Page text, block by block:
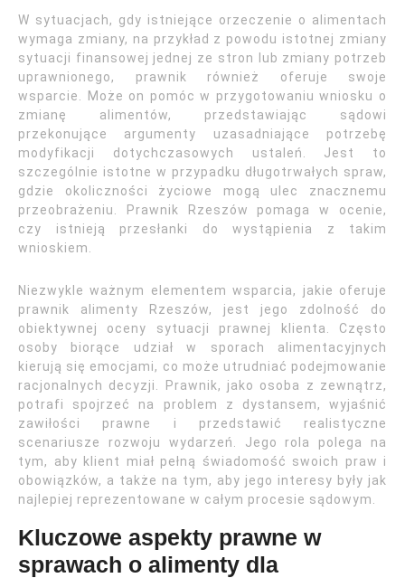
W sytuacjach, gdy istniejące orzeczenie o alimentach
wymaga zmiany, na przykład z powodu istotnej zmiany
sytuacji finansowej jednej ze stron lub zmiany potrzeb
uprawnionego, prawnik również oferuje swoje
wsparcie. Może on pomóc w przygotowaniu wniosku o
zmianę alimentów, przedstawiając sądowi
przekonujące argumenty uzasadniające potrzebę
modyfikacji dotychczasowych ustaleń. Jest to
szczególnie istotne w przypadku długotrwałych spraw,
gdzie okoliczności życiowe mogą ulec znacznemu
przeobrażeniu. Prawnik Rzeszów pomaga w ocenie,
czy istnieją przesłanki do wystąpienia z takim
wnioskiem.
Niezwykle ważnym elementem wsparcia, jakie oferuje
prawnik alimenty Rzeszów, jest jego zdolność do
obiektywnej oceny sytuacji prawnej klienta. Często
osoby biorące udział w sporach alimentacyjnych
kierują się emocjami, co może utrudniać podejmowanie
racjonalnych decyzji. Prawnik, jako osoba z zewnątrz,
potrafi spojrzeć na problem z dystansem, wyjaśnić
zawiłości prawne i przedstawić realistyczne
scenariusze rozwoju wydarzeń. Jego rola polega na
tym, aby klient miał pełną świadomość swoich praw i
obowiązków, a także na tym, aby jego interesy były jak
najlepiej reprezentowane w całym procesie sądowym.
Kluczowe aspekty prawne w
sprawach o alimenty dla